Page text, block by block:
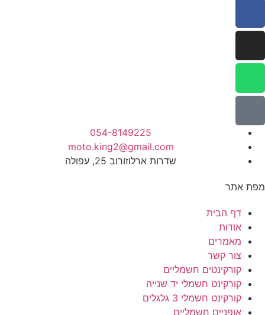
054-8149225
moto.king2@gmail.com
שדרות ארלוזורוב 25, עפולה
מפת אתר
דף הבית
אודות
מאמרים
צור קשר
קורקינטים חשמליים
קורקינט חשמלי יד שנייה
קורקינט חשמלי 3 גלגלים
אופניים חשמליים